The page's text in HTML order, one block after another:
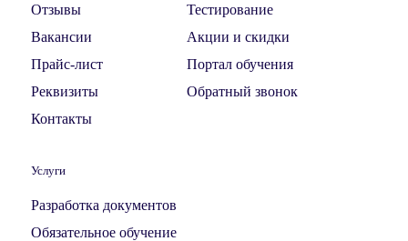
Отзывы
Вакансии
Прайс-лист
Реквизиты
Контакты
Тестирование
Акции и скидки
Портал обучения
Обратный звонок
Услуги
Разработка документов
Обязательное обучение